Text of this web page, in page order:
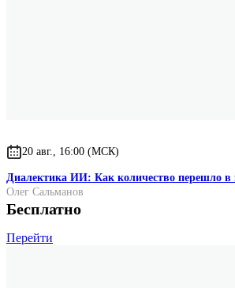
20 авг., 16:00 (МСК)
Диалектика ИИ: Как количество перешло в
Олег Сальманов
Бесплатно
Перейти